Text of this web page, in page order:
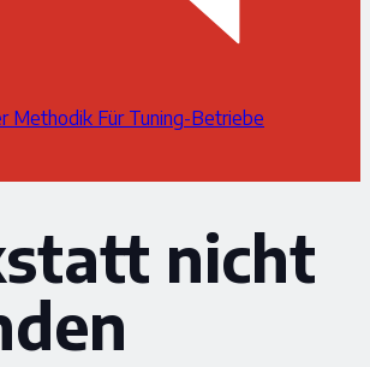
Methodik Für Tuning-Betriebe
nicht